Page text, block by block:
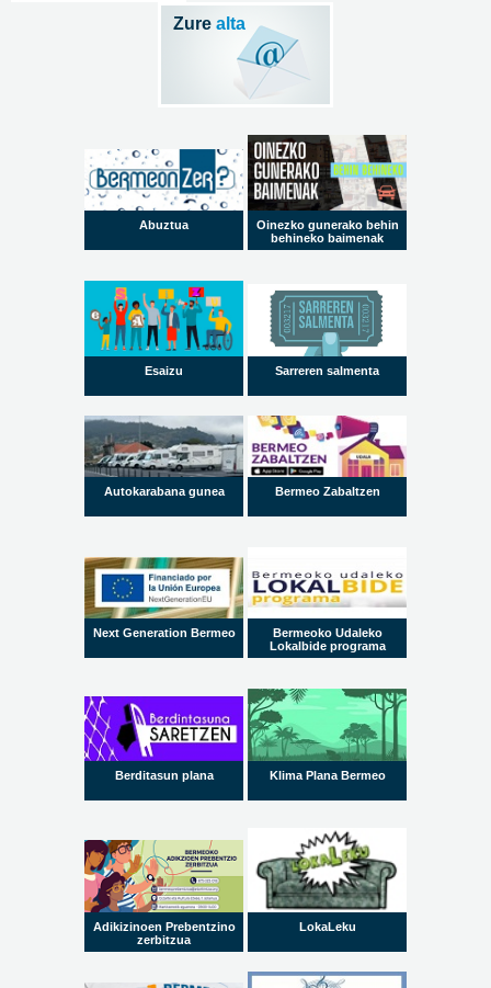
Abuztua
Oinezko gunerako behin
behineko baimenak
Esaizu Sarreren salmenta
Autokarabana gunea Bermeo Zabaltzen
Next Generation Bermeo
Bermeoko Udaleko
Lokalbide programa
Berditasun plana Klima Plana Bermeo
Adikizinoen Prebentzino
zerbitzua
LokaLeku
Zure alta